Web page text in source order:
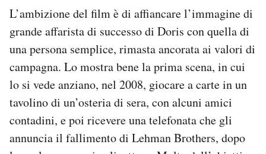
L’ambizione del film è di affiancare l’immagine di
grande affarista di successo di Doris con quella di
una persona semplice, rimasta ancorata ai valori di
campagna. Lo mostra bene la prima scena, in cui
lo si vede anziano, nel 2008, giocare a carte in un
tavolino di un’osteria di sera, con alcuni amici
contadini, e poi ricevere una telefonata che gli
annuncia il fallimento di Lehman Brothers, dopo